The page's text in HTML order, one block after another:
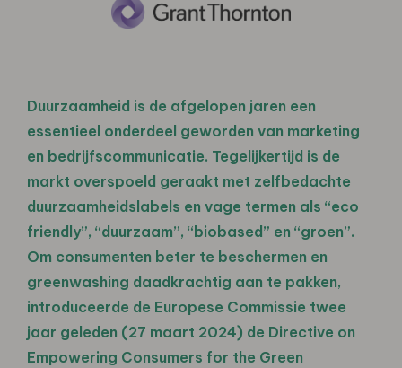
Duurzaamheid is de afgelopen jaren een
essentieel onderdeel geworden van marketing
en bedrijfscommunicatie. Tegelijkertijd is de
markt overspoeld geraakt met zelfbedachte
duurzaamheidslabels en vage termen als “eco
friendly”, “duurzaam”, “biobased” en “groen”.
Om consumenten beter te beschermen en
greenwashing daadkrachtig aan te pakken,
introduceerde de Europese Commissie twee
jaar geleden (27 maart 2024) de Directive on
Empowering Consumers for the Green